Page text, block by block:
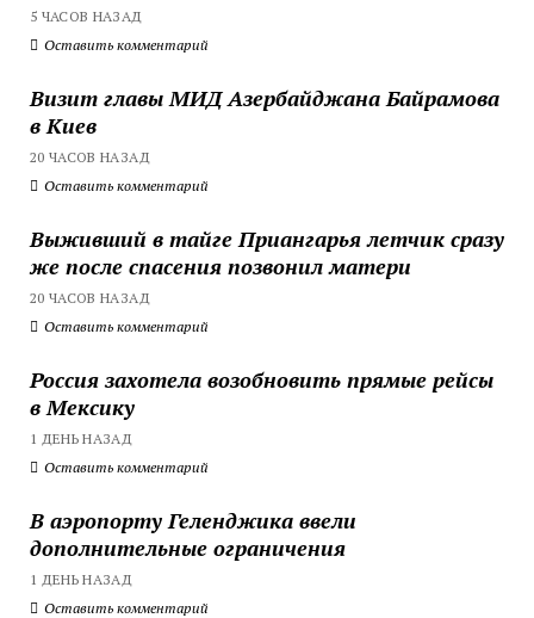
5 ЧАСОВ НАЗАД
Оставить комментарий
Визит главы МИД Азербайджана Байрамова
в Киев
20 ЧАСОВ НАЗАД
Оставить комментарий
Выживший в тайге Приангарья летчик сразу
же после спасения позвонил матери
20 ЧАСОВ НАЗАД
Оставить комментарий
Россия захотела возобновить прямые рейсы
в Мексику
1 ДЕНЬ НАЗАД
Оставить комментарий
В аэропорту Геленджика ввели
дополнительные ограничения
1 ДЕНЬ НАЗАД
Оставить комментарий